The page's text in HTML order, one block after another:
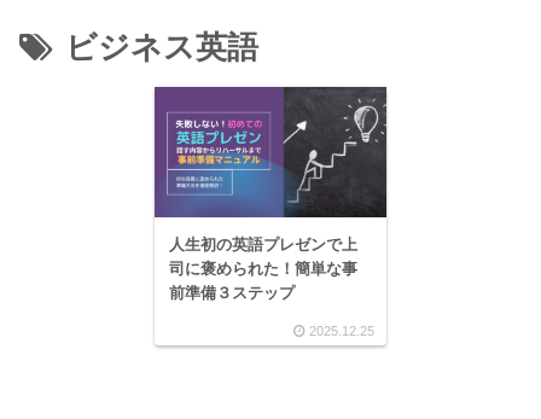
ビジネス英語
人生初の英語プレゼンで上
司に褒められた！簡単な事
前準備３ステップ
2025.12.25